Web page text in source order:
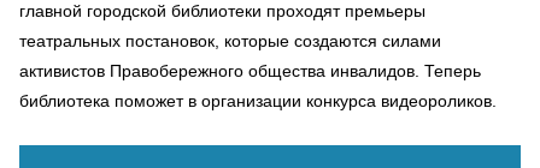
главной городской библиотеки проходят премьеры
театральных постановок, которые создаются силами
активистов Правобережного общества инвалидов. Теперь
библиотека поможет в организации конкурса видеороликов.